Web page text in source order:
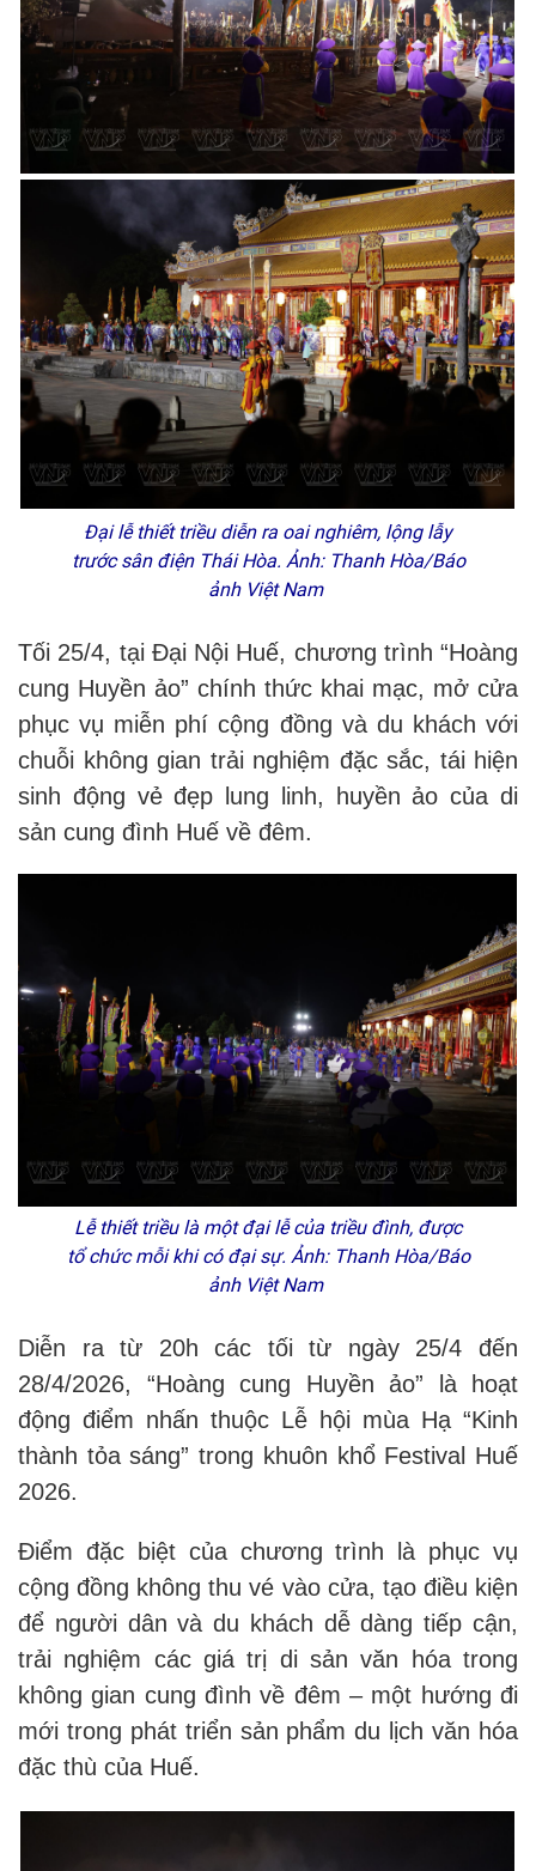
Đại lễ thiết triều diễn ra oai nghiêm, lộng lẫy
trước sân điện Thái Hòa. Ảnh: Thanh Hòa/Báo
ảnh Việt Nam
Tối 25/4, tại Đại Nội Huế, chương trình “Hoàng
cung Huyền ảo” chính thức khai mạc, mở cửa
phục vụ miễn phí cộng đồng và du khách với
chuỗi không gian trải nghiệm đặc sắc, tái hiện
sinh động vẻ đẹp lung linh, huyền ảo của di
sản cung đình Huế về đêm.
Lễ thiết triều là một đại lễ của triều đình, được
tổ chức mỗi khi có đại sự. Ảnh: Thanh Hòa/Báo
ảnh Việt Nam
Diễn ra từ 20h các tối từ ngày 25/4 đến
28/4/2026, “Hoàng cung Huyền ảo” là hoạt
động điểm nhấn thuộc Lễ hội mùa Hạ “Kinh
thành tỏa sáng” trong khuôn khổ Festival Huế
2026.
Điểm đặc biệt của chương trình là phục vụ
cộng đồng không thu vé vào cửa, tạo điều kiện
để người dân và du khách dễ dàng tiếp cận,
trải nghiệm các giá trị di sản văn hóa trong
không gian cung đình về đêm – một hướng đi
mới trong phát triển sản phẩm du lịch văn hóa
đặc thù của Huế.